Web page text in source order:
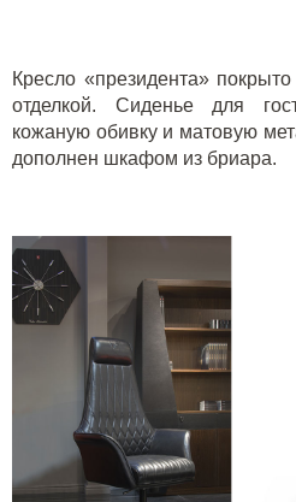
Кресло «президента»
отделкой. Сиденье для
кожаную обивку и матовую
дополнен шкафом из бриара.